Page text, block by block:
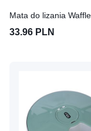
Mata do lizania Waffle
33.96 PLN